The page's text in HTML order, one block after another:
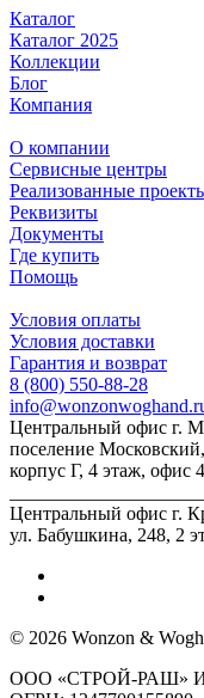
Каталог
Каталог 2025
Коллекции
Блог
Компания
О компании
Сервисные центры
Реализованные
Реквизиты
Документы
Где купить
Помощь
Условия оплаты
Условия доставки
Гарантия и возврат
8 (800) 550-88-28
Центральный офис г.
поселение
корпус Г, 4 этаж, офис
Центральный офис г.
ул. Бабушкина, 248, 2
© 2026 Wonzon &
ООО «СТРОЙ-РАШ»